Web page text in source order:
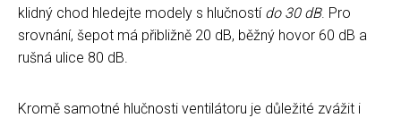
klidný chod hledejte modely s hlučností do 30 dB. Pro
srovnání, šepot má přibližně 20 dB, běžný hovor 60 dB a
rušná ulice 80 dB.
Kromě samotné hlučnosti ventilátoru je důležité zvážit i